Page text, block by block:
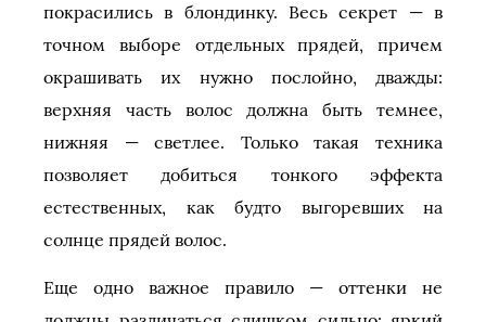
покрасились в блондинку. Весь секрет — в
точном выборе отдельных прядей, причем
окрашивать их нужно послойно, дважды:
верхняя часть волос должна быть темнее,
нижняя — светлее. Только такая техника
позволяет добиться тонкого эффекта
естественных, как будто выгоревших на
солнце прядей волос.
Еще одно важное правило — оттенки не